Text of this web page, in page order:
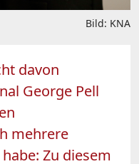
Bild: KNA
davon
George Pell
mehrere
Zu diesem